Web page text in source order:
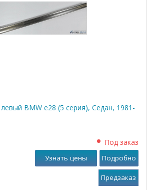
BMW е28 (5 серия), Седан, 1981-
Под заказ
Узнать цены Подробно